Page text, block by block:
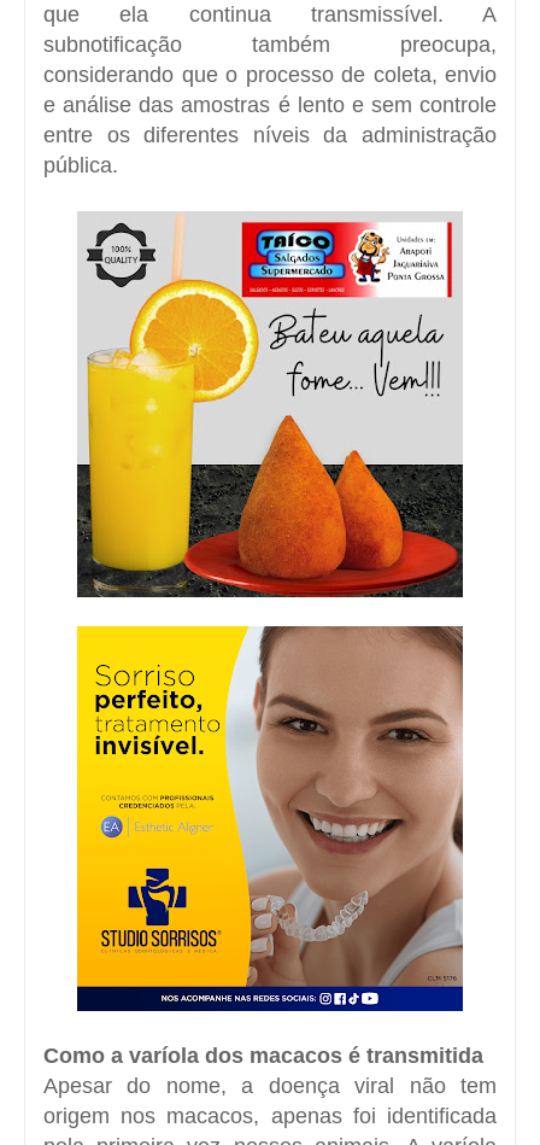
que ela continua transmissível. A
subnotificação também preocupa,
considerando que o processo de coleta, envio
e análise das amostras é lento e sem controle
entre os diferentes níveis da administração
pública.
Como a varíola dos macacos é transmitida
Apesar do nome, a doença viral não tem
origem nos macacos, apenas foi identificada